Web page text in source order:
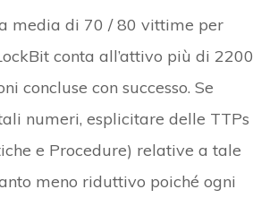
media di 70 / 80 vittime per
conta all’attivo più di 2200
concluse con successo. Se
numeri, esplicitare delle TTPs
e Procedure) relative a tale
meno riduttivo poiché ogni